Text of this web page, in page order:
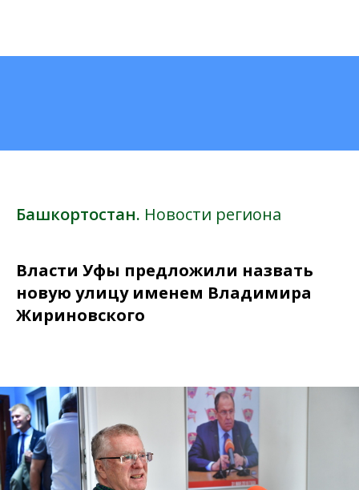
Башкортостан. Новости региона
Власти Уфы предложили назвать
новую улицу именем Владимира
Жириновского